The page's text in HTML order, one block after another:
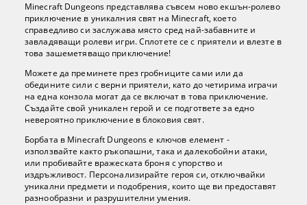
Minecraft Dungeons представлява съвсем ново екшън-ролево
приключение в уникалния свят на Minecraft, което
справедливо си заслужава място сред най-забавните и
завладяващи ролеви игри. Сплотете се с приятели и влезте в
това зашеметяващо приключение!
Можете да преминете през гробниците сами или да
обедините сили с верни приятели, като до четирима играчи
на една конзола могат да се включат в това приключение.
Създайте свой уникален герой и се подгответе за едно
невероятно приключение в блоковия свят.
Борбата в Minecraft Dungeons е ключов елемент -
използвайте както ръкопашни, така и далекобойни атаки,
или пробивайте вражеската броня с упорство и
издръжливост. Персонализирайте героя си, отключвайки
уникални предмети и подобрения, които ще ви предоставят
разнообразни и разрушителни умения.